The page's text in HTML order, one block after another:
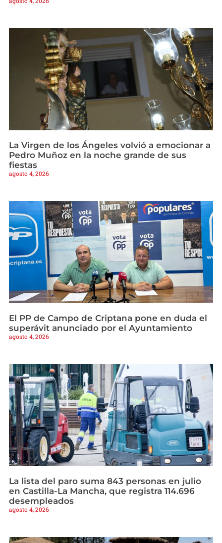
La Virgen de los Ángeles volvió a emocionar a
Pedro Muñoz en la noche grande de sus
fiestas
agosto 4, 2026
El PP de Campo de Criptana pone en duda el
superávit anunciado por el Ayuntamiento
agosto 4, 2026
La lista del paro suma 843 personas en julio
en Castilla-La Mancha, que registra 114.696
desempleados
agosto 4, 2026